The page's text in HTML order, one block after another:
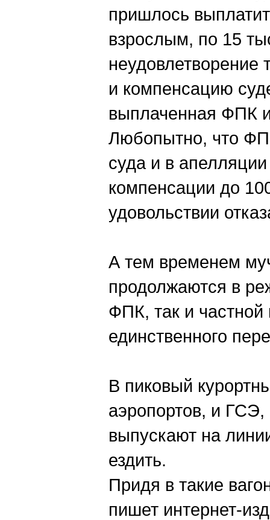
пришлось
взрослым, по 15
неудовлетворение
и компенсацию
выплаченная ФПК
Любопытно, что
суда и в
компенсации до
удовольствии
А тем временем
продолжаются в
ФПК, так и
единственного
В пиковый
аэропортов, и
выпускают на
ездить.
Придя в такие
пишет интернет-